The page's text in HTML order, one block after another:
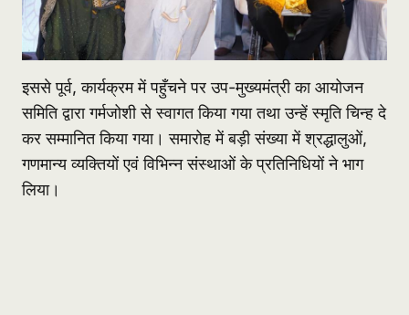
इससे पूर्व, कार्यक्रम में पहुँचने पर उप-मुख्यमंत्री का आयोजन
समिति द्वारा गर्मजोशी से स्वागत किया गया तथा उन्हें स्मृति चिन्ह दे
कर सम्मानित किया गया। समारोह में बड़ी संख्या में श्रद्धालुओं,
गणमान्य व्यक्तियों एवं विभिन्न संस्थाओं के प्रतिनिधियों ने भाग
लिया।